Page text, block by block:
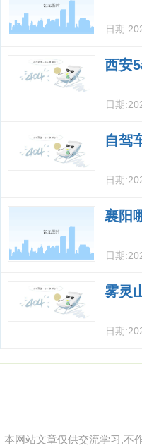
日期:
西安
日期:
自驾
日期:
襄阳
日期:
雾灵
日期:
本网站文章仅供交流学习,不